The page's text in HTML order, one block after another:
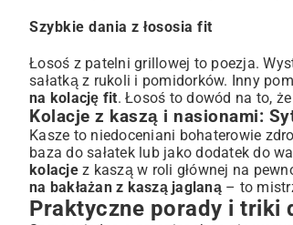
Szybkie dania z łososia fit
Łosoś z patelni grillowej to poezja.
sałatką z rukoli i pomidorków. Inny
na kolację fit. Łosoś to dowód na to,
Kolacje z kaszą i nasionami:
Kasze to niedoceniani bohaterowie
baza do sałatek lub jako dodatek do
kolacjez kaszą w roli głównej na
na bakłażan z kaszą jaglaną– to
Praktyczne porady i triki